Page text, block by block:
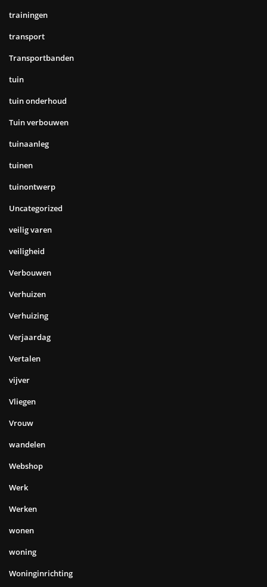
trainingen
transport
Transportbanden
tuin
tuin onderhoud
Tuin verbouwen
tuinaanleg
tuinen
tuinontwerp
Uncategorized
veilig varen
veiligheid
Verbouwen
Verhuizen
Verhuizing
Verjaardag
Vertalen
vijver
Vliegen
Vrouw
wandelen
Webshop
Werk
Werken
wonen
woning
Woninginrichting